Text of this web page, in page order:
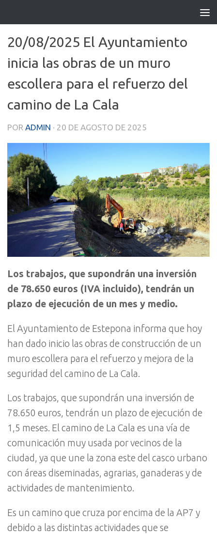
20/08/2025 El Ayuntamiento
inicia las obras de un muro
escollera para el refuerzo del
camino de La Cala
POR ADMIN · 20 DE AGOSTO DE 2025
Los trabajos, que supondrán una inversión
de 78.650 euros (IVA incluido), tendrán un
plazo de ejecución de un mes y medio.
El Ayuntamiento de Estepona informa que hoy
han dado inicio las obras de construcción de un
muro escollera para el refuerzo y mejora de la
seguridad del camino de La Cala.
Los trabajos, que supondrán una inversión de
78.650 euros, tendrán un plazo de ejecución de
1,5 meses. El camino de La Cala es una vía de
comunicación muy usada por vecinos de la
ciudad, ya que une la zona este del casco urbano
con áreas diseminadas, agrarias, ganaderas y de
actividades de mantenimiento.
Es un camino que cruza por encima de la AP7 y
debido a las distintas actividades que se